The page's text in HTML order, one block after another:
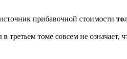
прибавочной стоимости
томе совсем не означает,